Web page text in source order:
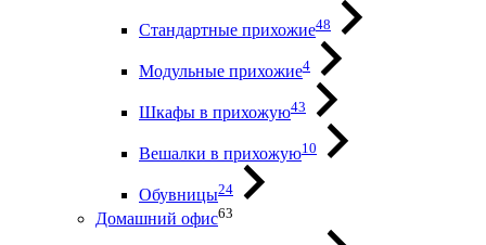
Стандартные прихожие48
Модульные прихожие4
Шкафы в прихожую43
Вешалки в прихожую10
Обувницы24
Домашний офис63